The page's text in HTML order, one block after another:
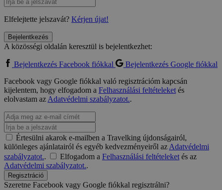
Elfelejtette jelszavát? Kérjen újat!
Bejelentkezés
A közösségi oldalán keresztül is bejelentkezhet:
Bejelentkezés Facebook fiókkal
Bejelentkezés Google fiókkal
Facebook vagy Google fiókkal való regisztrációm kapcsán
kijelentem, hogy elfogadom a Felhasználási feltételeketés
elolvastam azAdatvédelmi szabályzatot..
Értesülni akarok e-mailben a Travelking újdonságairól,
különleges ajánlatairól és egyéb kedvezményeiről azAdatvédelmi
szabályzatot.. Elfogadom a Felhasználási feltételeketés az
Adatvédelmi szabályzatot..
Regisztráció
Szeretne Facebook vagy Google fiókkal regisztrálni?